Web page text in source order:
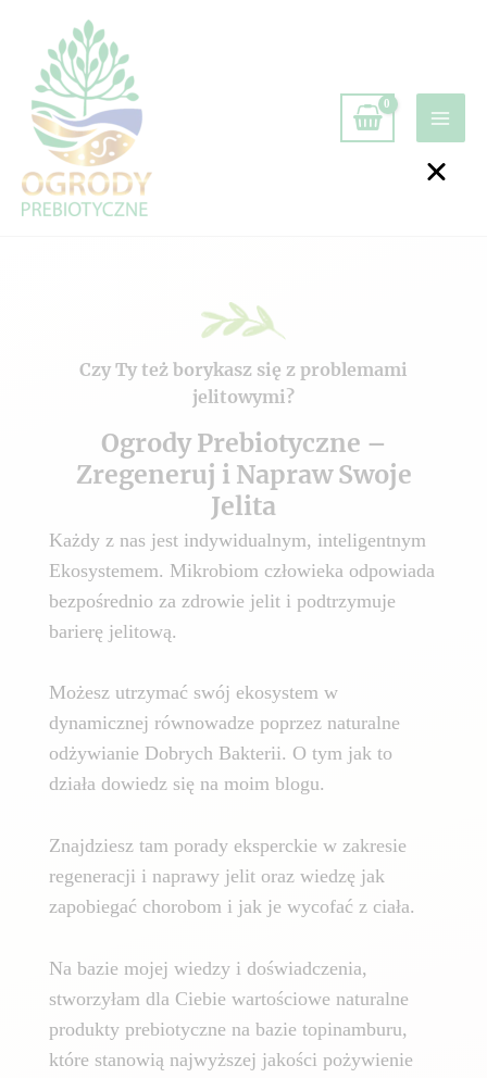
Czy Ty też borykasz się z problemami
jelitowymi?
Ogrody Prebiotyczne –
Zregeneruj i Napraw Swoje
Jelita
Każdy z nas jest indywidualnym, inteligentnym
Ekosystemem. Mikrobiom człowieka odpowiada
bezpośrednio za zdrowie jelit i podtrzymuje
barierę jelitową.
Możesz utrzymać swój ekosystem w
dynamicznej równowadze poprzez naturalne
odżywianie Dobrych Bakterii. O tym jak to
działa dowiedz się na moim blogu.
Znajdziesz tam porady eksperckie w zakresie
regeneracji i naprawy jelit oraz wiedzę jak
zapobiegać chorobom i jak je wycofać z ciała.
Na bazie mojej wiedzy i doświadczenia,
stworzyłam dla Ciebie wartościowe naturalne
produkty prebiotyczne na bazie topinamburu,
które stanowią najwyższej jakości pożywienie